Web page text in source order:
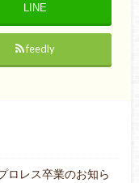
LINE
feedly
ロレス卒業のお知ら